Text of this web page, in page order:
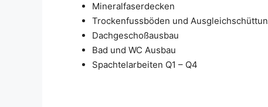
Mineralfaserdecken
Trockenfussböden und
Dachgeschoßausbau
Bad und WC Ausbau
Spachtelarbeiten Q1 – Q4